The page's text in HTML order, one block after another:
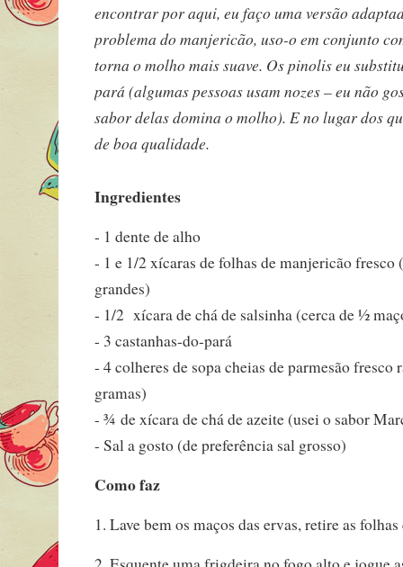
encontrar por aqui, eu faço uma versão
problema do manjericão, uso-o em conjunto
torna o molho mais suave. Os pinolis eu
pará (algumas pessoas usam nozes – eu não
sabor delas domina o molho). E no lugar dos
de boa qualidade.
Ingredientes
- 1 dente de alho
- 1 e 1/2 xícaras de folhas de manjericão fresco
grandes)
- 1/2 xícara de chá de salsinha (cerca de ½
- 3 castanhas-do-pará
- 4 colheres de sopa cheias de parmesão fresco
gramas)
- ¾ de xícara de chá de azeite (usei o sabor
- Sal a gosto (de preferência sal grosso)
Como faz
1. Lave bem os maços das ervas, retire as folhas